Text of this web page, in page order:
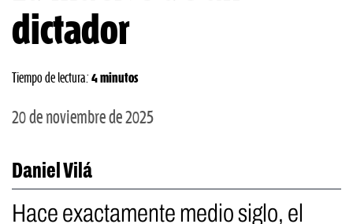
dictador
Tiempo de lectura: 4 minutos
20 de noviembre de 2025
Daniel Vilá
Hace exactamente medio siglo, el